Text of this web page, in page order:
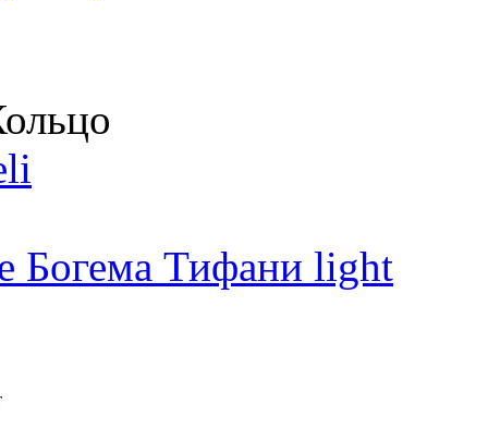
Богема Тифани light